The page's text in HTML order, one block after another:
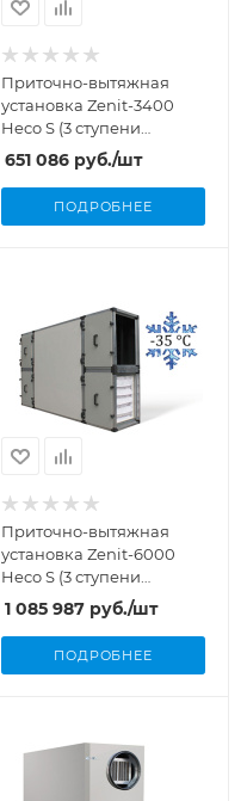
Приточно-вытяжная
установка Zenit-3400
Heco S (3 ступени
рекуперации, 3400 м³/ч,
651 086 руб./шт
ПОДРОБНЕЕ
Приточно-вытяжная
установка Zenit-6000
Heco S (3 ступени
рекуперации, 6000 м³/ч,
1 085 987 руб./шт
ПОДРОБНЕЕ